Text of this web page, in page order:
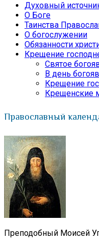
Духовный
О Боге
Таинства
О богослужении
Обязанности
Крещение
Святое
В день
Крещение
Крещенские
Православный
Преподобный Моисей